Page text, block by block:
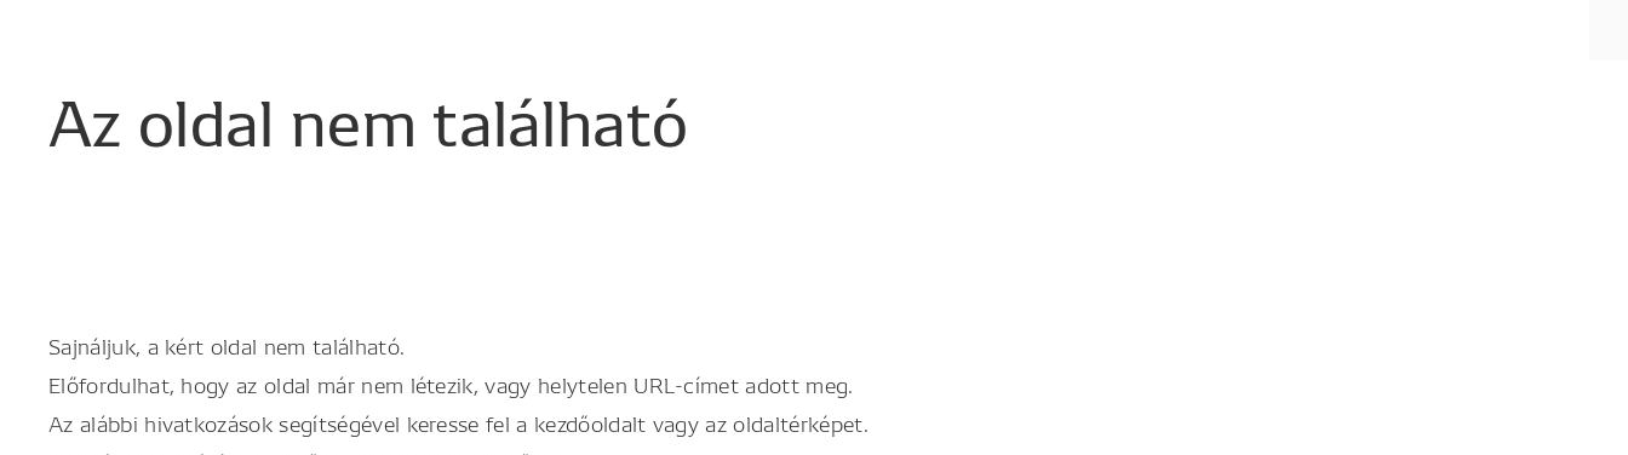
Az oldal nem található
Sajnáljuk, a kért oldal nem található.
Előfordulhat, hogy az oldal már nem létezik, vagy helytelen URL-címet adott meg.
Az alábbi hivatkozások segítségével keresse fel a kezdőoldalt vagy az oldaltérképet.